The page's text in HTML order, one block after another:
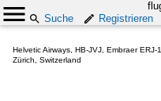
Suche
Registrieren
Helvetic Airways, HB-JVJ, Embraer
Zürich, Switzerland